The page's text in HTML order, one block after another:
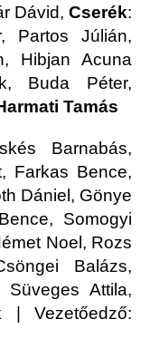
Dávid, Cserék:
Partos Júlián,
Hibjan Acuna
Buda Péter,
Tamás
Barnabás,
Farkas Bence,
Dániel, Gönye
Somogyi
Noel, Rozs
Balázs,
Attila,
| Vezetőedző: